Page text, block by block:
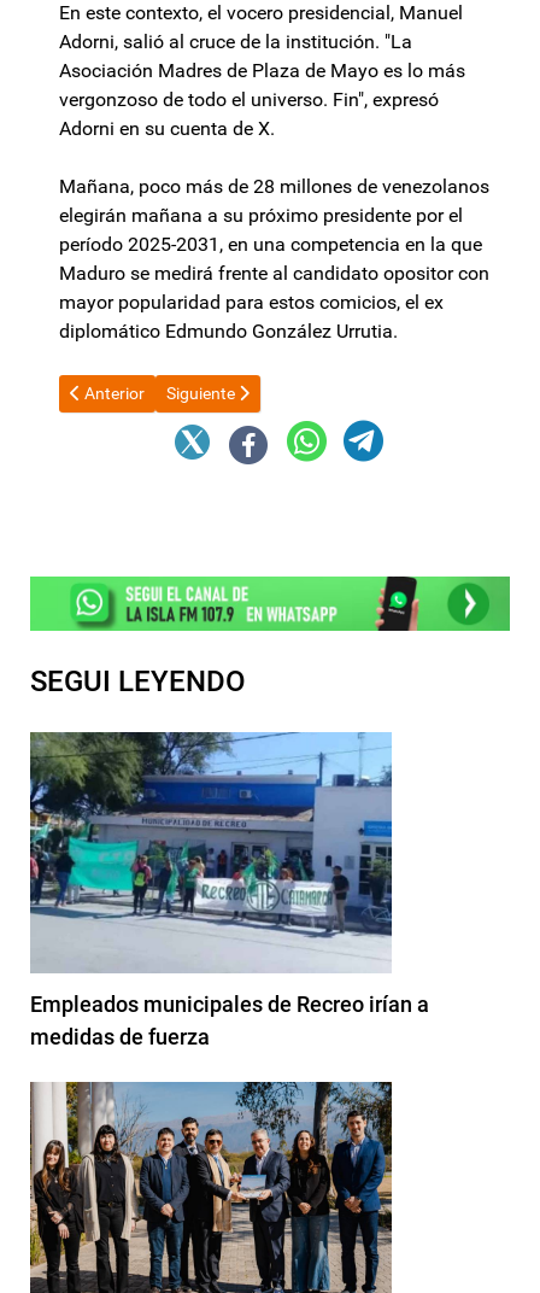
En este contexto, el vocero presidencial, Manuel
Adorni, salió al cruce de la institución. "La
Asociación Madres de Plaza de Mayo es lo más
vergonzoso de todo el universo. Fin", expresó
Adorni en su cuenta de X.
Mañana, poco más de 28 millones de venezolanos
elegirán mañana a su próximo presidente por el
período 2025-2031, en una competencia en la que
Maduro se medirá frente al candidato opositor con
mayor popularidad para estos comicios, el ex
diplomático Edmundo González Urrutia.
Artículo anterior: La Provincia efectuó aportes a Municipios
Anterior Artículo siguiente: Variable clave mantiene una
Siguiente
SEGUI LEYENDO
Empleados municipales de Recreo irían a
medidas de fuerza